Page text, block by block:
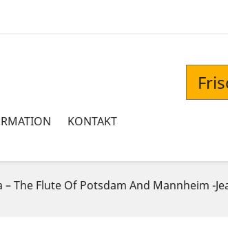
KONTAKT
– The Flute Of Potsdam And Mannheim -